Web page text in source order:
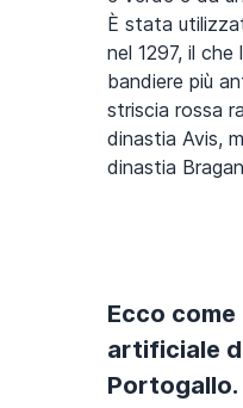
È stata
nel 1297, il che
bandiere più
striscia rossa
dinastia Avis,
dinastia
Ecco
artificiale
Portogallo.